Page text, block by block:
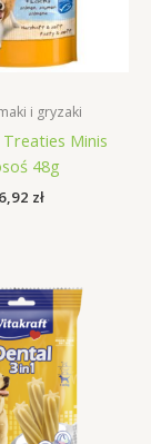
i gryzaki
Minis
48g
6,92 zł